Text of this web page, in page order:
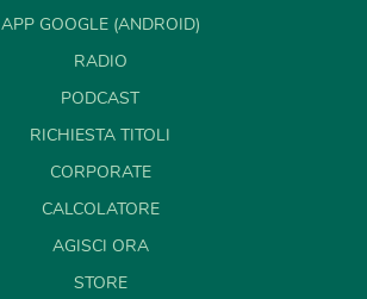
APP GOOGLE (ANDROID)
RADIO
PODCAST
RICHIESTA TITOLI
CORPORATE
CALCOLATORE
AGISCI ORA
STORE